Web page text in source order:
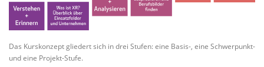
Das Kurskonzept gliedert sich in drei Stufen: eine Basis-, eine Schwerpunkt-
und eine Projekt-Stufe.